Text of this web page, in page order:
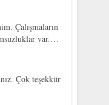
Çalışmaların
var.…
Çok teşekkür